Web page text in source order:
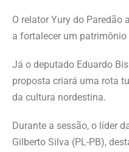
O relator Yury do Paredão
a fortalecer um
Já o deputado Eduardo
proposta criará uma rota
da cultura nordestina.
Durante a sessão, o líder
Gilberto Silva (PL-PB),